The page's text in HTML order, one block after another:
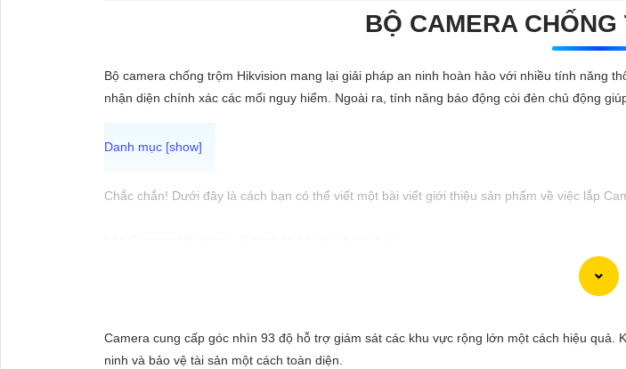
BỘ CAMERA
Bộ camera chống trộm Hikvision mang lại giải pháp an ninh hoàn hảo với nhiều tính năng
nhận diện chính xác các mối nguy hiểm. Ngoài ra, tính năng báo động còi đèn chủ động
Chắc chắn! Dưới đây là cách bạn có thể viết một bài viết giới thiệu sản phẩm về việc lắp
Bạn đang tìm kiếm giải pháp an ninh hiệu quả và chi phí phải chăng cho ngôi nhà hoặc
trong lĩnh vực an ninh và giám sát. Với chất lượng hình ảnh sắc nét và giá cả phải chăng,
Camera cung cấp góc nhìn 93 độ hỗ trợ giám sát các khu vực rộng lớn một cách hiệu
ninh và bảo vệ tài sản một cách toàn diện.